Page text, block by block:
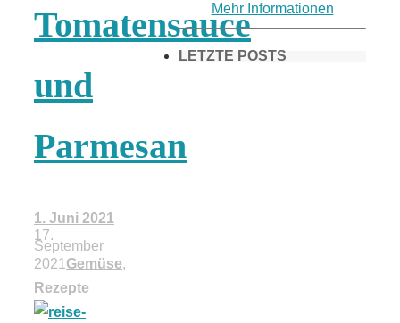
Tomatensauce
und
Parmesan
1. Juni 2021
17.
September
2021Gemüse,
Rezepte
Mehr Informationen
LETZTE POSTS
Frühling in